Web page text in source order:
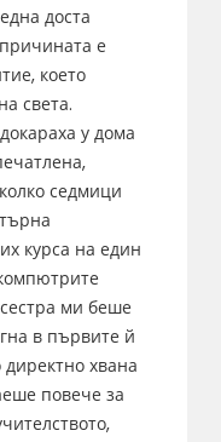
доста
е
което
света.
у дома
седмици
курса на един
ми беше
в първите й
хвана
повече за